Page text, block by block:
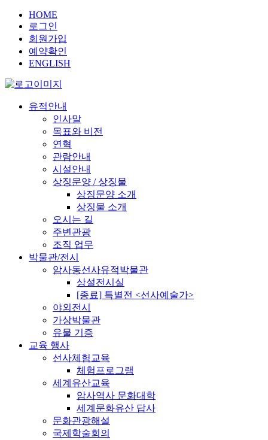
HOME
로그인
회원가입
예약확인
ENGLISH
유적안내
인사말
목표와 비전
연혁
관람안내
시설안내
상징문양 / 상징물
상징문양 소개
상징물 소개
오시는 길
주변관광
조직 업무
박물관/전시
암사동선사유적박물관
상설전시실
[종료] 특별전 <선사예술가>
야외전시
가상박물관
유물 기증
교육 행사
선사체험교육
체험프로그램
세계유산교육
암사역사 문화대학
세계문화유산 답사
문화관광해설
국제학술회의